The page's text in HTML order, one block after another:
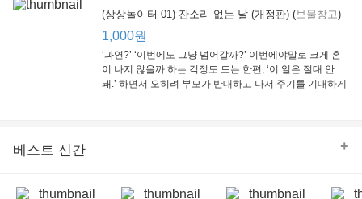
21세기북스
1,000원
랜덤하우스코리아
(상상놀이터 01) 잔소리 없는 날 (개정판) (보물창고)
1,000원
‘과연?’ ‘이번에도 그냥 넘어갈까?’ 이번에야말로 크게 혼
이 나지 않을까 하는 걱정도 드는 한편, ‘이 일은 절대 안
돼.’ 하면서 오히려 부모가 반대하고 나서 주기를 기대하게
베스트 신간 +